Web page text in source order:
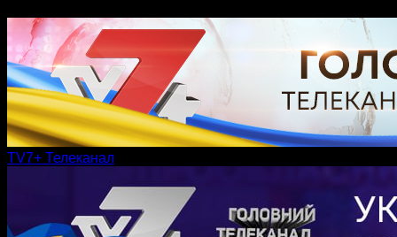
TV7+ Телеканал